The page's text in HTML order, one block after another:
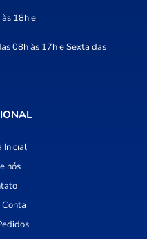
às 18h e
08h às 17h e Sexta das
Inicial
nós
Conta